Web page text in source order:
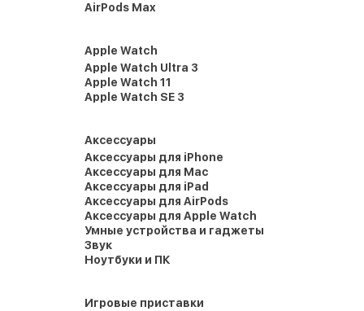
AirPods Max
Apple Watch
Apple Watch Ultra 3
Apple Watch 11
Apple Watch SE 3
Аксессуары
Аксессуары для iPhone
Аксессуары для Mac
Аксессуары для iPad
Аксессуары для AirPods
Аксессуары для Apple Watch
Умные устройства и гаджеты
Звук
Ноутбуки и ПК
Игровые приставки